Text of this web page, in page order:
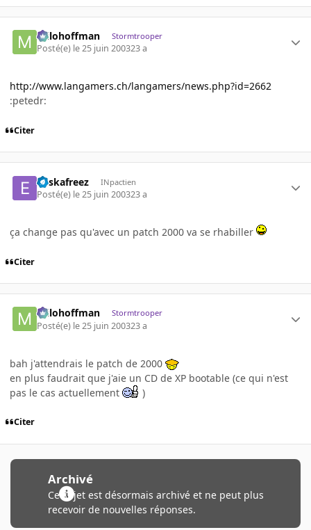
milohoffman Stormtrooper
Posté(e) le 25 juin 200323 a
http://www.langamers.ch/langamers/news.php?id=2662
:petedr:
Citer
euskafreez INpactien
Posté(e) le 25 juin 200323 a
ça change pas qu'avec un patch 2000 va se rhabiller
Citer
milohoffman Stormtrooper
Posté(e) le 25 juin 200323 a
bah j'attendrais le patch de 2000
en plus faudrait que j'aie un CD de XP bootable (ce qui n'est
pas le cas actuellement
)
Citer
Archivé
Ce sujet est désormais archivé et ne peut plus
recevoir de nouvelles réponses.